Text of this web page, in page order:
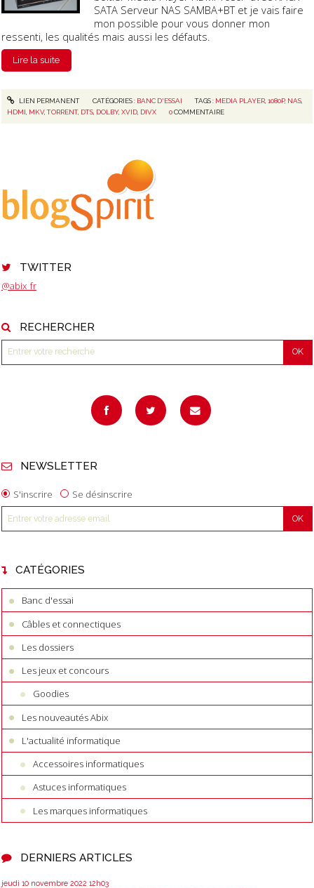
TWITTER
@abix_fr
RECHERCHER
NEWSLETTER
S'inscrire Se désinscrire
CATÉGORIES
Banc d'essai
Câbles et connectiques
Les dossiers
Les jeux et concours
Goodies
Les nouveautés Abix
L'actualité informatique
Accessoires informatiques
Astuces informatiques
Les marques informatiques
DERNIERS ARTICLES
jeudi 10 novembre 2022 12h03
SATA Serveur NAS SAMBA+BT et je vais faire
mon possible pour vous donner mon
ressenti, les qualités mais aussi les défauts.
Lire la suite
LIEN PERMANENT CATÉGORIES : BANC D'ESSAI TAGS : MEDIA PLAYER ,1080P, NAS
HDMI MKV,TORRENT, DTS DOLBY,XVID DIVX 0 COMMENTAIRE